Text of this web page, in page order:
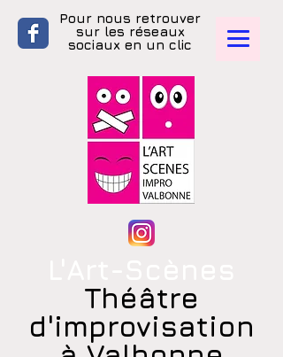
Pour nous retrouver
sur les réseaux
sociaux en un clic
Théâtre
d'improvisation